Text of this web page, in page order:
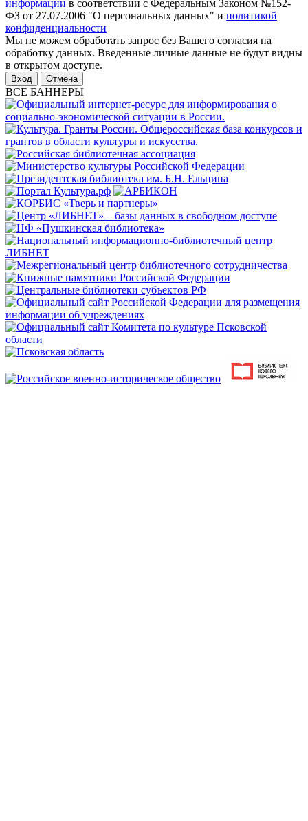
информации в соответствии с Федеральным Законом №152-
ФЗ от 27.07.2006 "О персональных данных" и политикой
конфиденциальности
Мы не можем обработать запрос без Вашего согласия на
обработку данных. Введенные личные данные не будут видны
в открытом доступе.
Отмена
ВСЕ БАННЕРЫ